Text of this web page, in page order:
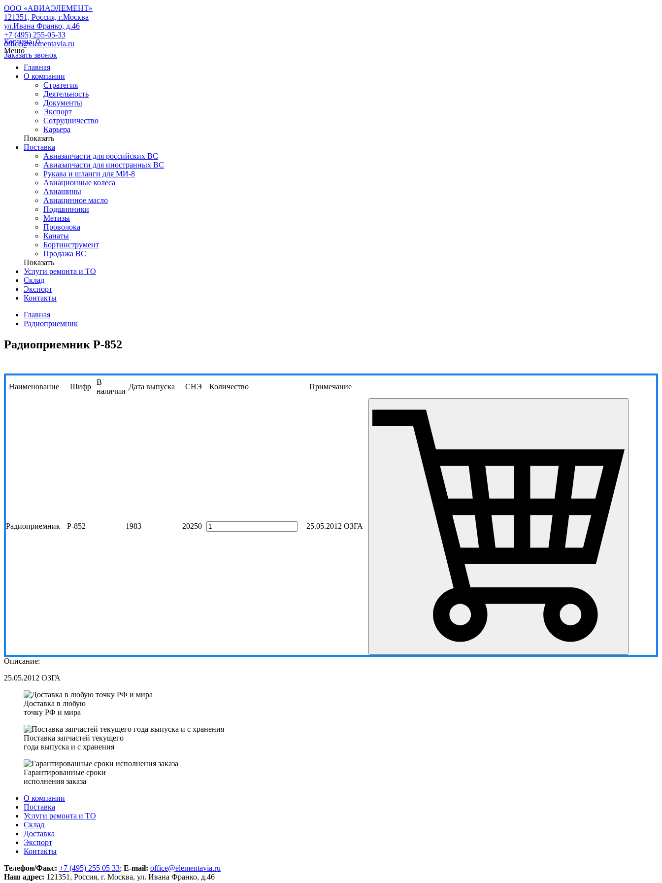
ООО «АВИАЭЛЕМЕНТ»
121351, Россия, г.Москва
ул.Ивана Франко, д.46
+7 (495) 255-05-33
office@elementavia.ru
Заказать звонок
Корзина0
Меню
Главная
О компании
Стратегия
Деятельность
Документы
Экспорт
Сотрудничество
Карьера
Показать
Поставка
Авиазапчасти для российских ВС
Авиазапчасти для иностранных ВС
Рукава и шланги для МИ-8
Авиационные колеса
Авиашины
Авиацинное масло
Подшипники
Метизы
Проволока
Канаты
Бортинструмент
Продажа ВС
Показать
Услуги ремонта и ТО
Склад
Экспорт
Контакты
Главная
Радиоприемник
Радиоприемник Р-852
Наименование Шифр
В
наличии
Дата выпуска СНЭ Количество Примечание
Радиоприемник Р-852 1983 20250 25.05.2012 ОЗГА
Описание:
25.05.2012 ОЗГА
Доставка в любую
точку РФ и мира
Поставка запчастей текущего
года выпуска и с хранения
Гарантированные сроки
исполнения заказа
О компании
Поставка
Услуги ремонта и ТО
Склад
Доставка
Экспорт
Контакты
Телефон/Факс: +7 (495) 255 05 33; E-mail: office@elementavia.ru
Наш адрес: 121351, Россия, г. Москва, ул. Ивана Франко, д.46